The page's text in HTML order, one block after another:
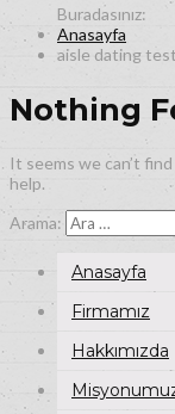
Anasayfa
aisle dating test
Nothing
It seems we can’t
help.
Arama:
Anasayfa
Firmamız
Hakkımızda